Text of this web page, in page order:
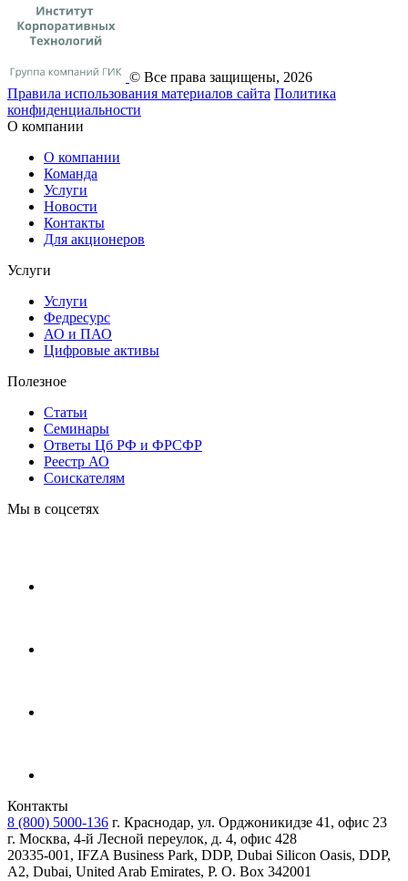
© Все права защищены, 2026
Правила использования материалов сайта Политика
конфиденциальности
О компании
О компании
Команда
Услуги
Новости
Контакты
Для акционеров
Услуги
Услуги
Федресурс
АО и ПАО
Цифровые активы
Полезное
Статьи
Cеминары
Ответы Цб РФ и ФРСФР
Реестр АО
Соискателям
Мы в соцсетях
Контакты
8 (800) 5000-136 г. Краснодар, ул. Орджоникидзе 41, офис 23
г. Москва, 4-й Лесной переулок, д. 4, офис 428
20335-001, IFZA Business Park, DDP, Dubai Silicon Oasis, DDP,
A2, Dubai, United Arab Emirates, P. O. Box 342001